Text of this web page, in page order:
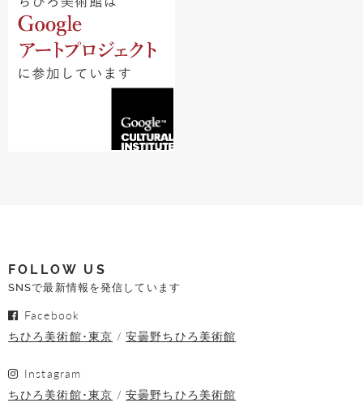
FOLLOW US
SNSで最新情報を発信しています
Facebook
ちひろ美術館･東京
安曇野ちひろ美術館
Instagram
ちひろ美術館･東京
安曇野ちひろ美術館